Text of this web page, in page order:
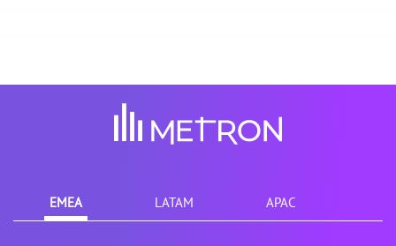
EMEA LATAM APAC